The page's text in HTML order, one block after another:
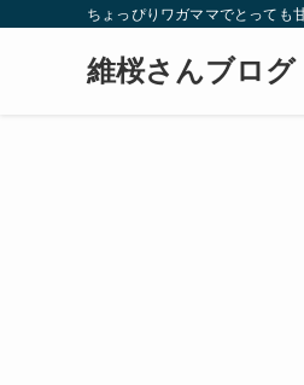
ちょっぴりワガママでとっても
維桜さんブログ